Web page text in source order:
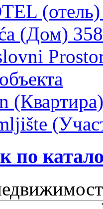
(отель)
(Дом)
(Квартира)
по